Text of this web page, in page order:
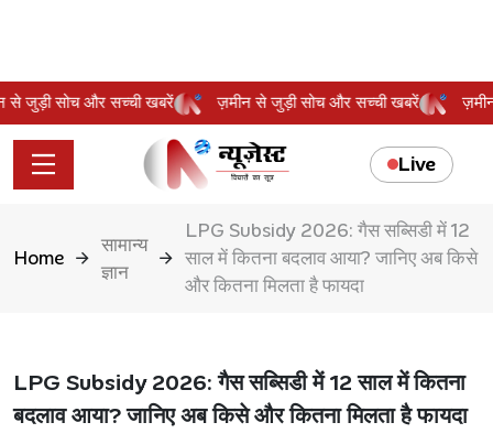
से जुड़ी सोच और सच्ची खबरें ज़मीन से जुड़ी सोच और सच्ची खबरें
Live
Home
सामान्य
ज्ञान
LPG Subsidy 2026: गैस सब्सिडी में 12
साल में कितना बदलाव आया? जानिए अब किसे
और कितना मिलता है फायदा
LPG Subsidy 2026: गैस सब्सिडी में 12 साल में कितना
बदलाव आया? जानिए अब किसे और कितना मिलता है फायदा